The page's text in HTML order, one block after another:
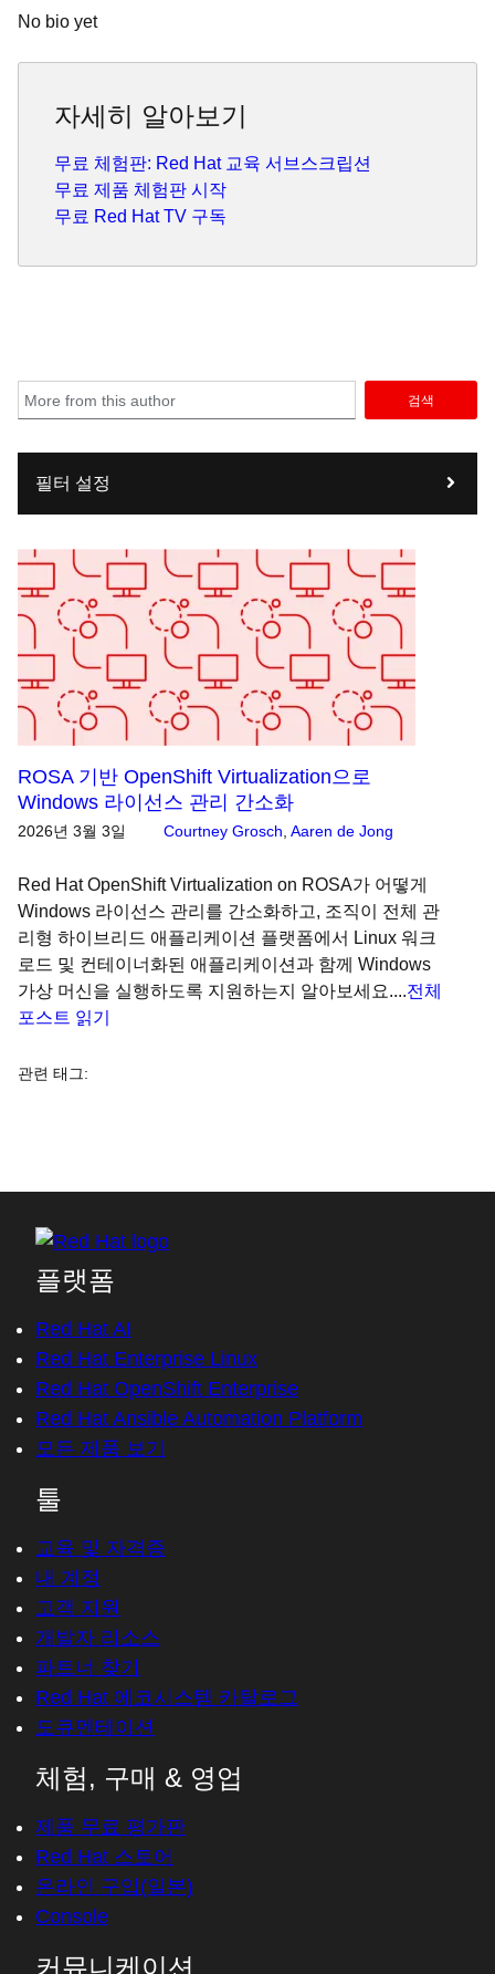
No bio yet
자세히 알아보기
무료 체험판: Red Hat 교육 서브스크립션
무료 제품 체험판 시작
무료 Red Hat TV 구독
검색
필터 설정
ROSA 기반 OpenShift Virtualization으로
Windows 라이선스 관리 간소화
2026년 3월 3일 Courtney Grosch Aaren de Jong
Red Hat OpenShift Virtualization on ROSA가 어떻게
Windows 라이선스 관리를 간소화하고, 조직이 전체 관
리형 하이브리드 애플리케이션 플랫폼에서 Linux 워크
로드 및 컨테이너화된 애플리케이션과 함께 Windows
가상 머신을 실행하도록 지원하는지 알아보세요....전체
포스트 읽기
관련 태그:
플랫폼
Red Hat AI
Red Hat Enterprise Linux
Red Hat OpenShift Enterprise
Red Hat Ansible Automation Platform
모든 제품 보기
툴
교육 및 자격증
내 계정
고객 지원
개발자 리소스
파트너 찾기
Red Hat 에코시스템 카탈로그
도큐멘테이션
체험, 구매 & 영업
제품 무료 평가판
Red Hat 스토어
온라인 구입(일본)
Console
커뮤니케이션